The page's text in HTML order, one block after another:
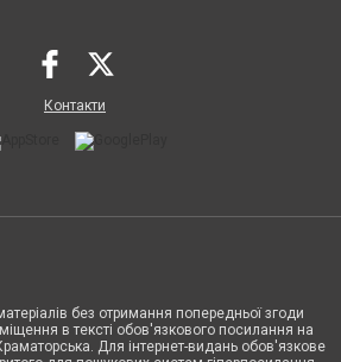
Контакти
без отримання попередньої згоди
в тексті обов'язкового посилання на
Для інтернет-видань обов'язкове